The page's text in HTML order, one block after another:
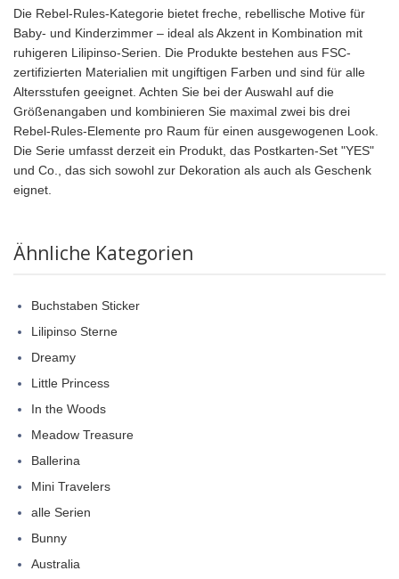
Die Rebel-Rules-Kategorie bietet freche, rebellische Motive für
Baby- und Kinderzimmer – ideal als Akzent in Kombination mit
ruhigeren Lilipinso-Serien. Die Produkte bestehen aus FSC-
zertifizierten Materialien mit ungiftigen Farben und sind für alle
Altersstufen geeignet. Achten Sie bei der Auswahl auf die
Größenangaben und kombinieren Sie maximal zwei bis drei
Rebel-Rules-Elemente pro Raum für einen ausgewogenen Look.
Die Serie umfasst derzeit ein Produkt, das Postkarten-Set "YES"
und Co., das sich sowohl zur Dekoration als auch als Geschenk
eignet.
Ähnliche Kategorien
Buchstaben Sticker
Lilipinso Sterne
Dreamy
Little Princess
In the Woods
Meadow Treasure
Ballerina
Mini Travelers
alle Serien
Bunny
Australia